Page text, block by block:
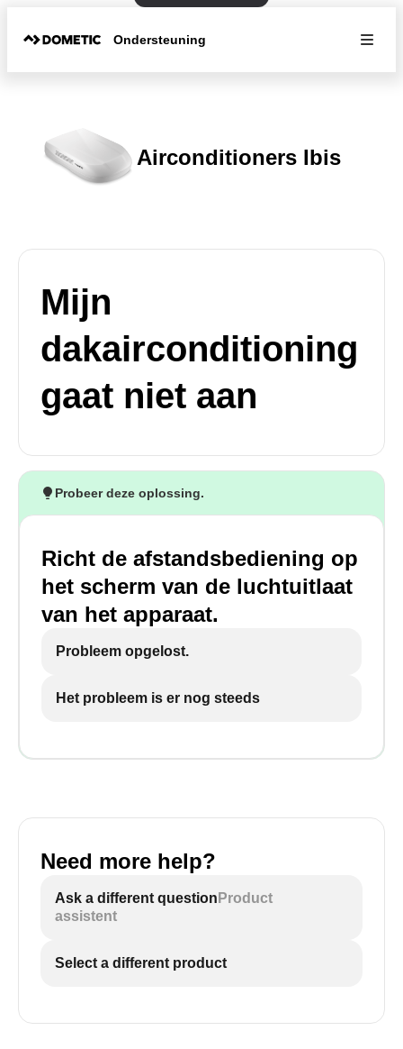
Ondersteuning
Airconditioners Ibis
Mijn
dakairconditioning
gaat niet aan
Probeer deze oplossing.
Richt de afstandsbediening op
het scherm van de luchtuitlaat
van het apparaat.
Probleem opgelost.
Het probleem is er nog steeds
Need more help?
Ask a different question Product
assistent
Select a different product